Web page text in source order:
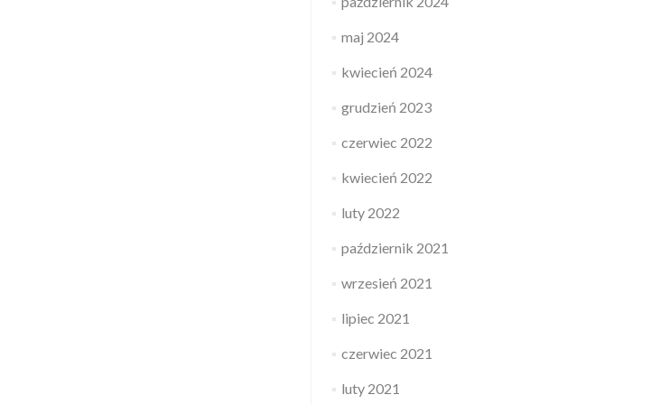
maj 2024
kwiecień 2024
grudzień 2023
czerwiec 2022
kwiecień 2022
luty 2022
październik 2021
wrzesień 2021
lipiec 2021
czerwiec 2021
luty 2021